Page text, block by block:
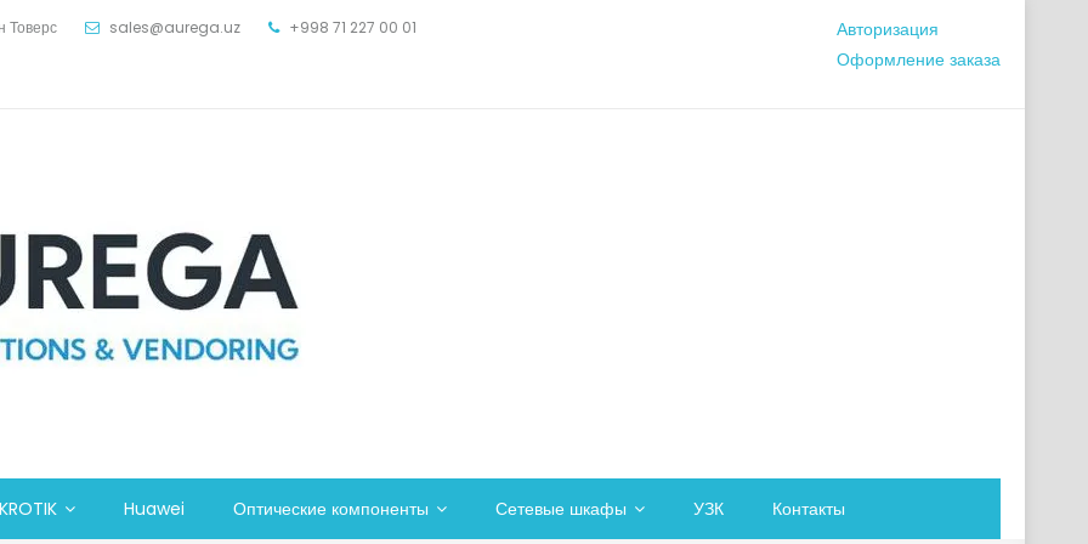
Товерс sales@aurega.uz +998 71 227 00 01
Авторизация
Оформление заказа
Huawei Оптические компоненты Сетевые шкафы УЗК Контакты